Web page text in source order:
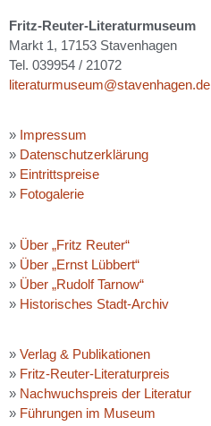
Fritz-Reuter-Literaturmuseum
Markt 1, 17153 Stavenhagen
Tel. 039954 / 21072
literaturmuseum@stavenhagen.de
» Impressum
» Datenschutzerklärung
» Eintrittspreise
» Fotogalerie
» Über „Fritz Reuter“
» Über „Ernst Lübbert“
» Über „Rudolf Tarnow“
» Historisches Stadt-Archiv
» Verlag & Publikationen
» Fritz-Reuter-Literaturpreis
» Nachwuchspreis der Literatur
» Führungen im Museum